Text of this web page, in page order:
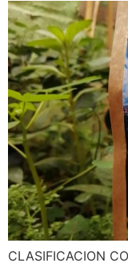
CLASIFICACION